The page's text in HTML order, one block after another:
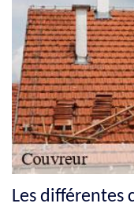
Les différentes